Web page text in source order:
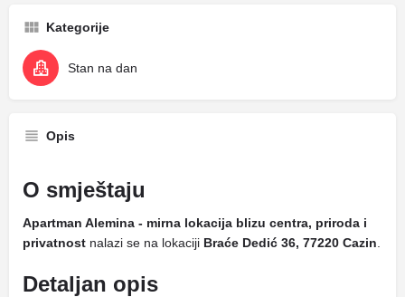
Kategorije
Stan na dan
Opis
O smještaju
Apartman Alemina - mirna lokacija blizu centra, priroda i
privatnost nalazi se na lokaciji Braće Dedić 36, 77220 Cazin
Detaljan opis